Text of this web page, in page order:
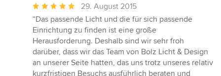
Durchschnittliche
Bewertung:
5
von
5
Sternen
29. August 2015
“Das passende Licht und die für sich passende
Einrichtung zu finden ist eine große
Herausforderung. Deshalb sind wir sehr froh
darüber, dass wir das Team von Bolz Licht & Design
an unserer Seite hatten, das uns trotz unseres relativ
kurzfristigen Besuchs ausführlich beraten und